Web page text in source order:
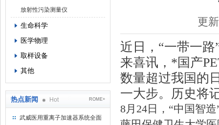
放射性污染测量仪
生命科学
医学物理
取样设备
其他
热点新闻 Hot ROME+
武威医用重离子加速器系统全面
更
近日， “一带一路
来喜讯，*国产
数量超过我国的
一大步。历史将
8 月24日，“中国智